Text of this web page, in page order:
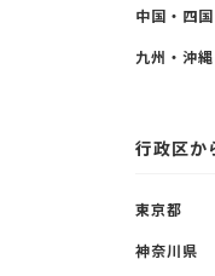
中国・四国
九州・沖縄
行政区か
東京都
神奈川県